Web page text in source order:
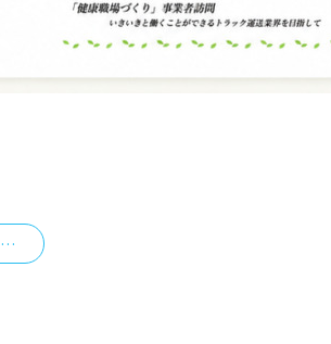
わが社の健康経営ブログ